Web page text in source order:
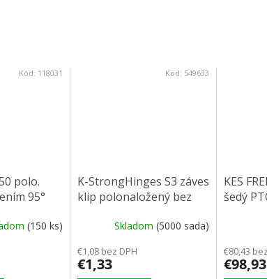
polo.
95°
(150 ks)
Kód: 118031
K-StrongHinges S3 záves
klip polonaložený bez
skrutka exc.
Skladom(5000 sada)
€1,08 bez DPH
€1,33
Kód: 549633
KES
šedý
€80,43
€98,93